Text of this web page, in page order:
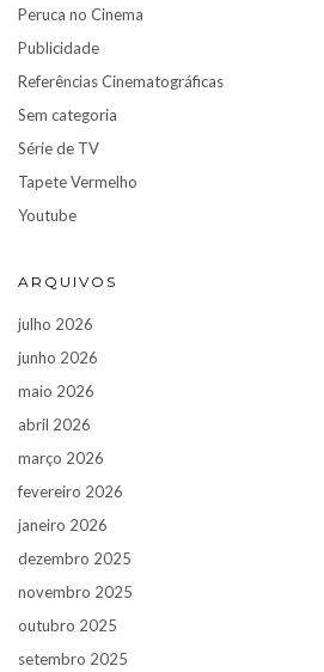
Peruca no Cinema
Publicidade
Referências Cinematográficas
Sem categoria
Série de TV
Tapete Vermelho
Youtube
ARQUIVOS
julho 2026
junho 2026
maio 2026
abril 2026
março 2026
fevereiro 2026
janeiro 2026
dezembro 2025
novembro 2025
outubro 2025
setembro 2025